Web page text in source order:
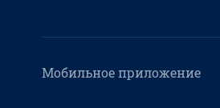
Мобильное приложение